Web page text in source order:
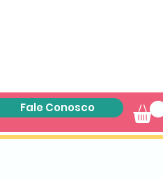
Fale Conosco